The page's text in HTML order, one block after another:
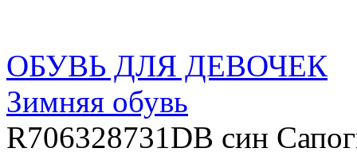
ОБУВЬ ДЛЯ ДЕВОЧЕК
Зимняя обувь
R706328731DB син